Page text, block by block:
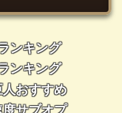
ンキング
ンキング
人おすすめ
度サブオプ